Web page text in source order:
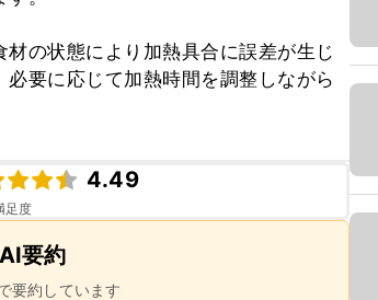
の状態により加熱具合に誤差が生じ
要に応じて加熱時間を調整しながら
4.49
足度
要約
要約しています